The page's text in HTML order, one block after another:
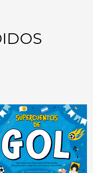
MENTAL:
DE LÓGICA